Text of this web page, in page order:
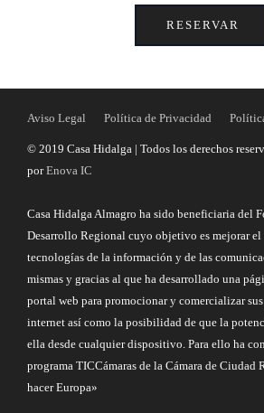
RESERVAR
Aviso Legal Política de Privacidad
© 2019 Casa Hidalga | Todos los derechos
porEnova IC
Casa Hidalga Almagro ha sido beneficiaria del
Desarrollo Regional cuyo objetivo es mejorar
tecnologías de la información y de las
mismas y gracias al que ha desarrollado una
portal web para promocionar y comercializar
internet así como la posibilidad de que la
ella desde cualquier dispositivo. Para ello ha
programa TICCámaras de la Cámara de Ciudad
hacer Europa»